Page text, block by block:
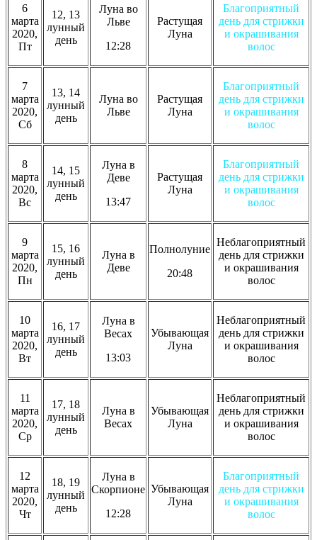
6
марта
2020,
Пт
12, 13
лунный
день
Луна во
Льве
12:28
Растущая
Луна
Благоприятный
день для стрижки
и окрашивания
волос
7
марта
2020,
Сб
13, 14
лунный
день
Луна во
Льве
Растущая
Луна
Благоприятный
день для стрижки
и окрашивания
волос
8
марта
2020,
Вс
14, 15
лунный
день
Луна в
Деве
13:47
Растущая
Луна
Благоприятный
день для стрижки
и окрашивания
волос
9
марта
2020,
Пн
15, 16
лунный
день
Луна в
Деве
Полнолуние
20:48
Неблагоприятный
день для стрижки
и окрашивания
волос
10
марта
2020,
Вт
16, 17
лунный
день
Луна в
Весах
13:03
Убывающая
Луна
Неблагоприятный
день для стрижки
и окрашивания
волос
11
марта
2020,
Ср
17, 18
лунный
день
Луна в
Весах
Убывающая
Луна
Неблагоприятный
день для стрижки
и окрашивания
волос
12
марта
2020,
Чт
18, 19
лунный
день
Луна в
Скорпионе
12:28
Убывающая
Луна
Благоприятный
день для стрижки
и окрашивания
волос